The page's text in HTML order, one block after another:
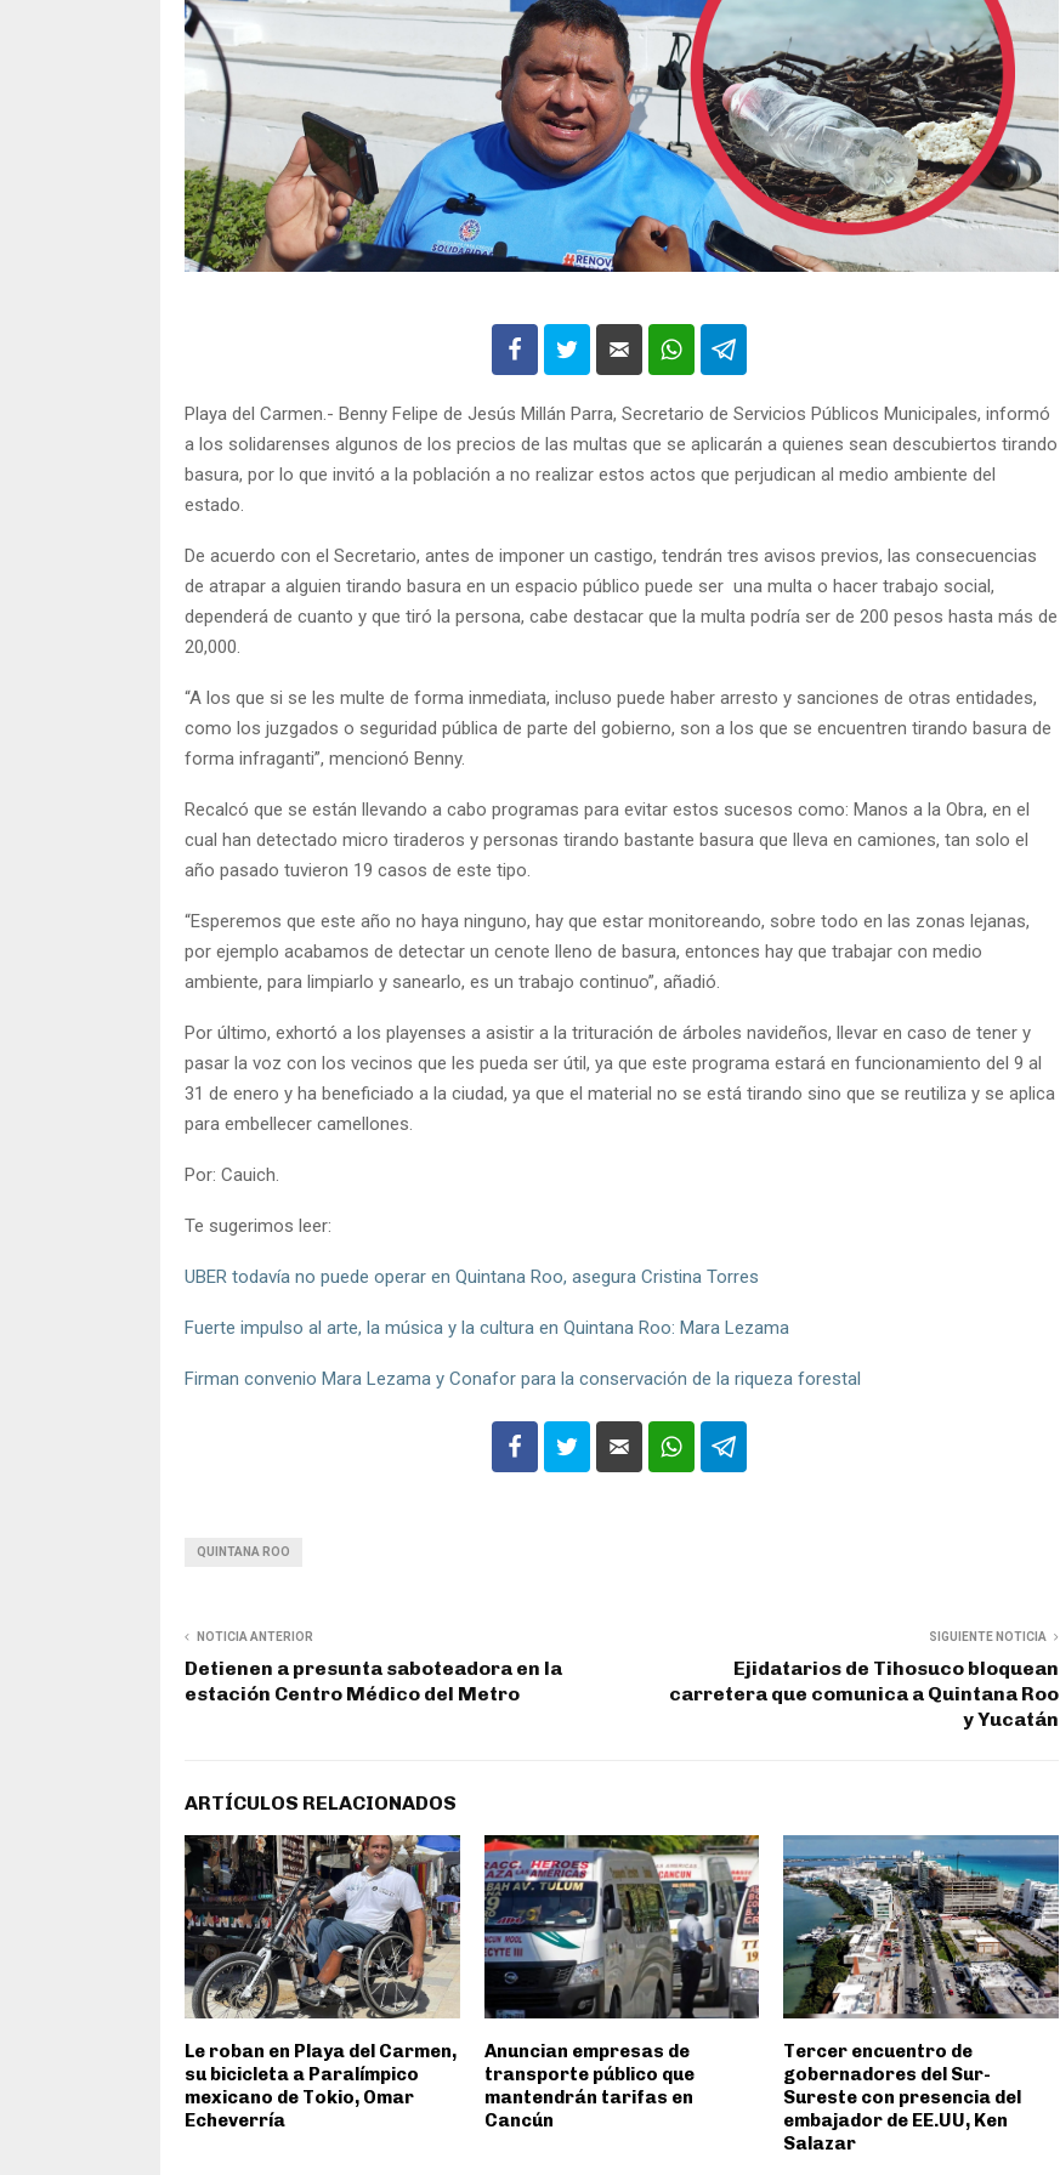
Playa del Carmen.- Benny Felipe de Jesús Millán Parra, Secretario de Servicios Públicos Municipales, informó
a los solidarenses algunos de los precios de las multas que se aplicarán a quienes sean descubiertos tirando
basura, por lo que invitó a la población a no realizar estos actos que perjudican al medio ambiente del
estado.
De acuerdo con el Secretario, antes de imponer un castigo, tendrán tres avisos previos, las consecuencias
de atrapar a alguien tirando basura en un espacio público puede ser una multa o hacer trabajo social,
dependerá de cuanto y que tiró la persona, cabe destacar que la multa podría ser de 200 pesos hasta más de
20,000.
“A los que si se les multe de forma inmediata, incluso puede haber arresto y sanciones de otras entidades,
como los juzgados o seguridad pública de parte del gobierno, son a los que se encuentren tirando basura de
forma infraganti”, mencionó Benny.
Recalcó que se están llevando a cabo programas para evitar estos sucesos como: Manos a la Obra, en el
cual han detectado micro tiraderos y personas tirando bastante basura que lleva en camiones, tan solo el
año pasado tuvieron 19 casos de este tipo.
“Esperemos que este año no haya ninguno, hay que estar monitoreando, sobre todo en las zonas lejanas,
por ejemplo acabamos de detectar un cenote lleno de basura, entonces hay que trabajar con medio
ambiente, para limpiarlo y sanearlo, es un trabajo continuo”, añadió.
Por último, exhortó a los playenses a asistir a la trituración de árboles navideños, llevar en caso de tener y
pasar la voz con los vecinos que les pueda ser útil, ya que este programa estará en funcionamiento del 9 al
31 de enero y ha beneficiado a la ciudad, ya que el material no se está tirando sino que se reutiliza y se aplica
para embellecer camellones.
Por: Cauich.
Te sugerimos leer:
UBER todavía no puede operar en Quintana Roo, asegura Cristina Torres
Fuerte impulso al arte, la música y la cultura en Quintana Roo: Mara Lezama
Firman convenio Mara Lezama y Conafor para la conservación de la riqueza forestal
QUINTANA ROO
NOTICIA ANTERIOR
Detienen a presunta saboteadora en la
estación Centro Médico del Metro
SIGUIENTE NOTICIA
Ejidatarios de Tihosuco bloquean
carretera que comunica a Quintana Roo
y Yucatán
ARTÍCULOS RELACIONADOS
Le roban en Playa del Carmen,
su bicicleta a Paralímpico
mexicano de Tokio, Omar
Echeverría
Anuncian empresas de
transporte público que
mantendrán tarifas en
Cancún
Tercer encuentro de
gobernadores del Sur-
Sureste con presencia del
embajador de EE.UU, Ken
Salazar